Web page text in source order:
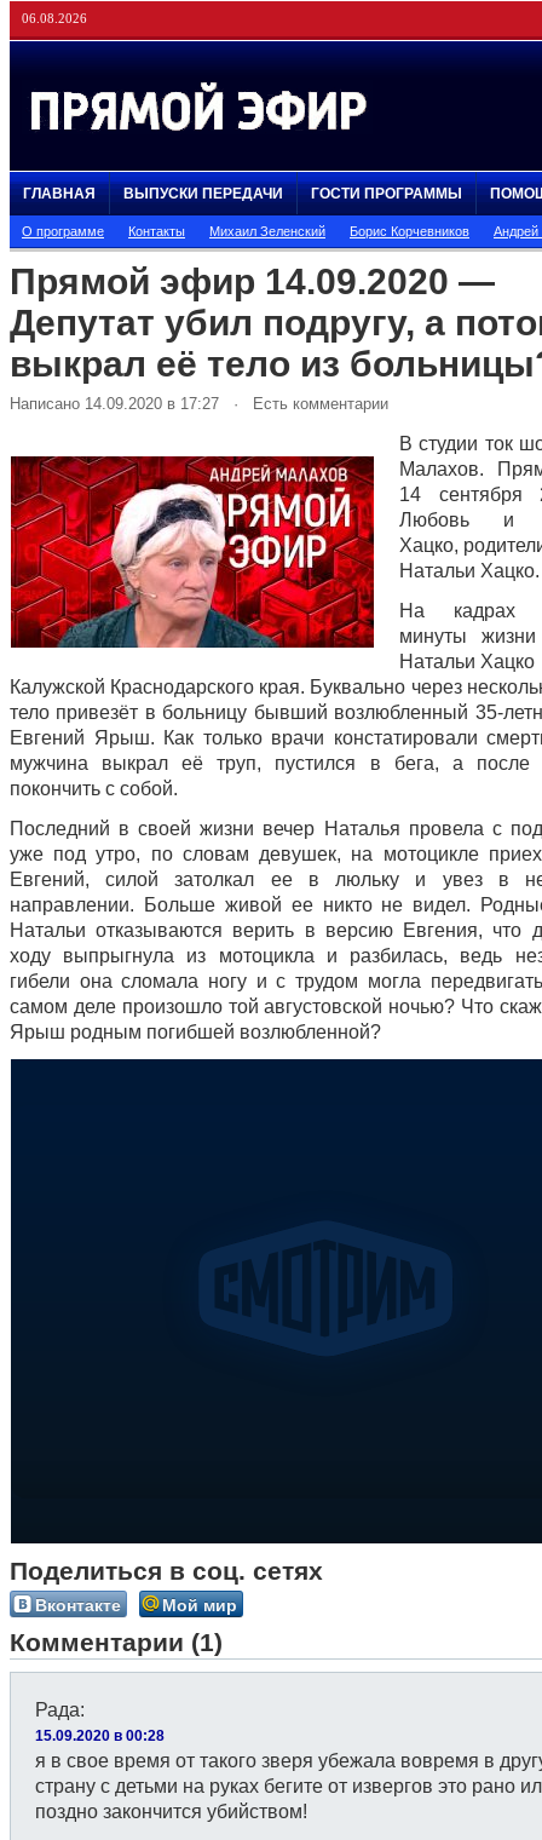
06.08.2026
ГЛАВНАЯ ВЫПУСКИ ПЕРЕДАЧИ ГОСТИ ПРОГРАММЫ
О программе Контакты Михаил Зеленский Борис Корчевников
Прямой эфир 14.09.2020 —
Депутат убил подругу, а
выкрал её тело из
Написано 14.09.2020 в 17:27 · Есть комментарии
В студии ток
Малахов.
14 сентября
Любовь и
Хацко,
Натальи Хацко.
На кадрах
минуты жизни
Натальи Хацко
Калужской Краснодарского края. Буквально через
тело привезёт в больницу бывший возлюбленный 35-
Евгений Ярыш. Как только врачи констатировали
мужчина выкрал её труп, пустился в бега, а после
покончить с собой.
Последний в своей жизни вечер Наталья провела с
уже под утро, по словам девушек, на мотоцикле
Евгений, силой затолкал ее в люльку и увез в
направлении. Больше живой ее никто не видел.
Натальи отказываются верить в версию Евгения, что
ходу выпрыгнула из мотоцикла и разбилась, ведь
гибели она сломала ногу и с трудом могла
самом деле произошло той августовской ночью? Что
Ярыш родным погибшей возлюбленной?
Поделиться в соц. сетях
Вконтакте Мой мир
Комментарии (1)
Рада:
15.09.2020 в 00:28
я в свое время от такого зверя убежала вовремя в
страну с детьми на руках бегите от извергов это рано
поздно закончится убийством!